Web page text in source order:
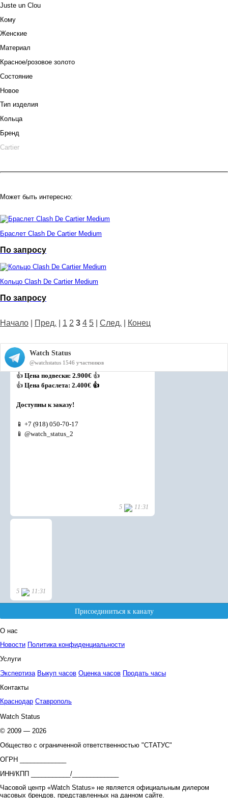
Juste un Clou
Кому
Женские
Материал
Красное/розовое золото
Состояние
Новое
Тип изделия
Кольца
Бренд
Cartier
Может быть интересно:
Браслет Clash De Cartier Medium
По запросу
Кольцо Clash De Cartier Medium
По запросу
Начало Пред. 1 2 3 4 5 След. Конец
О нас
Новости Политика конфиденциальности
Услуги
Экспертиза Выкуп часов Оценка часов Продать часы
Контакты
Краснодар Ставрополь
Watch Status
© 2009 — 2026
Общество с ограниченной ответственностью "СТАТУС"
ОГРН _____________
ИНН/КПП ___________/_____________
Часовой центр «Watch Status» не является официальным дилером
часовых брендов, представленных на данном сайте.